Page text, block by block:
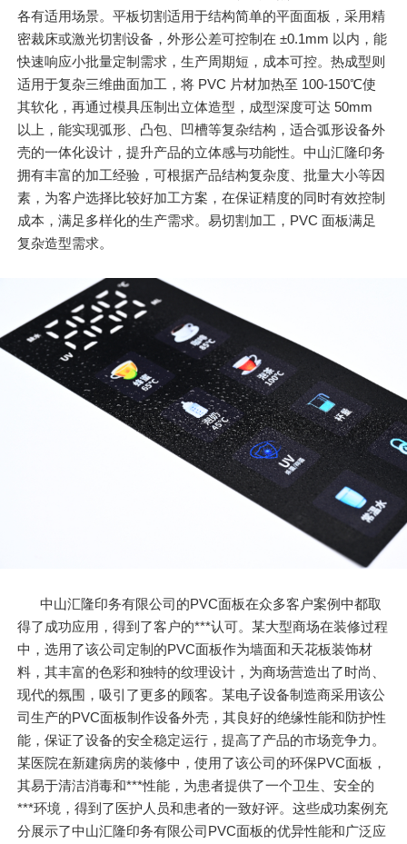
各有适用场景。平板切割适用于结构简单的平面面板，采用精
密裁床或激光切割设备，外形公差可控制在 ±0.1mm 以内，能
快速响应小批量定制需求，生产周期短，成本可控。热成型则
适用于复杂三维曲面加工，将 PVC 片材加热至 100-150℃使
其软化，再通过模具压制出立体造型，成型深度可达 50mm
以上，能实现弧形、凸包、凹槽等复杂结构，适合弧形设备外
壳的一体化设计，提升产品的立体感与功能性。中山汇隆印务
拥有丰富的加工经验，可根据产品结构复杂度、批量大小等因
素，为客户选择比较好加工方案，在保证精度的同时有效控制
成本，满足多样化的生产需求。易切割加工，PVC 面板满足
复杂造型需求。
中山汇隆印务有限公司的PVC面板在众多客户案例中都取
得了成功应用，得到了客户的***认可。某大型商场在装修过程
中，选用了该公司定制的PVC面板作为墙面和天花板装饰材
料，其丰富的色彩和独特的纹理设计，为商场营造出了时尚、
现代的氛围，吸引了更多的顾客。某电子设备制造商采用该公
司生产的PVC面板制作设备外壳，其良好的绝缘性能和防护性
能，保证了设备的安全稳定运行，提高了产品的市场竞争力。
某医院在新建病房的装修中，使用了该公司的环保PVC面板，
其易于清洁消毒和***性能，为患者提供了一个卫生、安全的
***环境，得到了医护人员和患者的一致好评。这些成功案例充
分展示了中山汇隆印务有限公司PVC面板的优异性能和广泛应